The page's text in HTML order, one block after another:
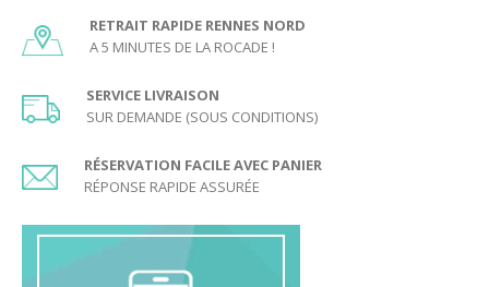
RETRAIT RAPIDE RENNES NORD
A 5 MINUTES DE LA ROCADE !
SERVICE LIVRAISON
SUR DEMANDE (SOUS CONDITIONS)
RÉSERVATION FACILE AVEC PANIER
RÉPONSE RAPIDE ASSURÉE